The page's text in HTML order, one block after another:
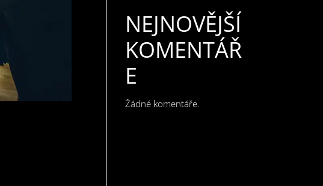
NEJNOVĚJŠÍ
KOMENTÁŘ
E
Žádné komentáře.